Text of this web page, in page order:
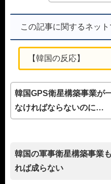
この記事に関するネッ
【韓国の反応】
韓国GPS衛星構築事業が
なければならないのに…
韓国の軍事衛星構築事業
れば成らない